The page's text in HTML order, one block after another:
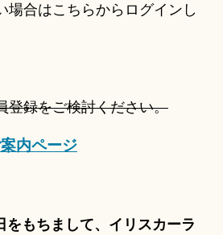
場合はこちらからログインし
登録をご検討ください。
内ページ
もちまして、イリスカーラ